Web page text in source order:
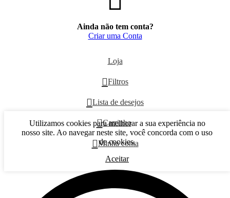
Ainda não tem conta?
Criar uma Conta
Utilizamos cookies para melhorar a sua experiência no
nosso site. Ao navegar neste site, você concorda com o uso
de cookies.
Aceitar
Loja
Filtros
Lista de desejos
0 Carrinho
Minha conta